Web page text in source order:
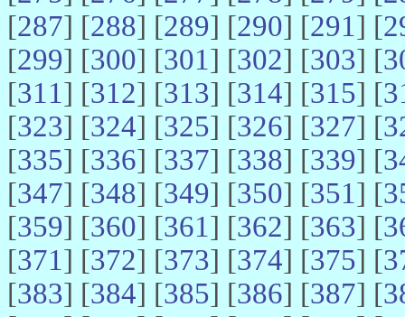
[287] [288] [289] [290] [291] [
[299] [300] [301] [302] [303] [
[311] [312] [313] [314] [315] [
[323] [324] [325] [326] [327] [
[335] [336] [337] [338] [339] [
[347] [348] [349] [350] [351] [
[359] [360] [361] [362] [363] [
[371] [372] [373] [374] [375] [
[383] [384] [385] [386] [387] [